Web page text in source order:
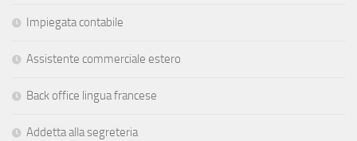
Impiegata contabile
Assistente commerciale estero
Back office lingua francese
Addetta alla segreteria